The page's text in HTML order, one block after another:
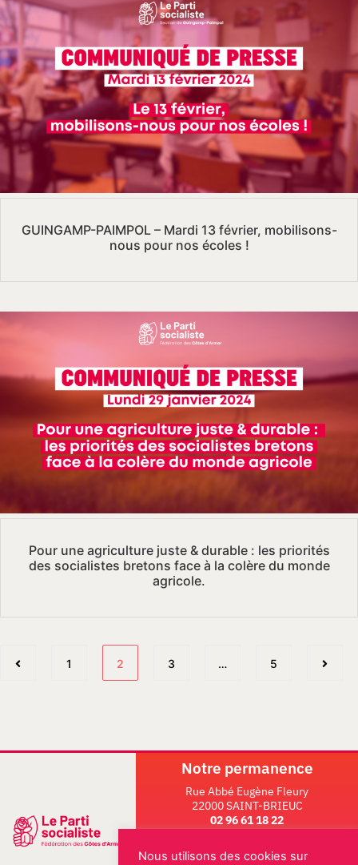
GUINGAMP-PAIMPOL – Mardi 13 février, mobilisons-
nous pour nos écoles !
Pour une agriculture juste & durable : les priorités
des socialistes bretons face à la colère du monde
agricole.
1 2 3 … 5
Notre permanence
Rue Abbé Eugène Fleury
22000 SAINT-BRIEUC
02 96 61 18 22
ESPACE MILITANT
Nous utilisons des cookies sur